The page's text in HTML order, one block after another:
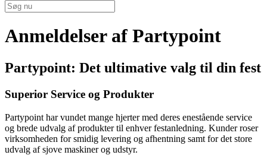
Anmeldelser af Partypoint
Partypoint: Det ultimative valg til din fest
Superior Service og Produkter
Partypoint har vundet mange hjerter med deres enestående service
og brede udvalg af produkter til enhver festanledning. Kunder roser
virksomheden for smidig levering og afhentning samt for det store
udvalg af sjove maskiner og udstyr.